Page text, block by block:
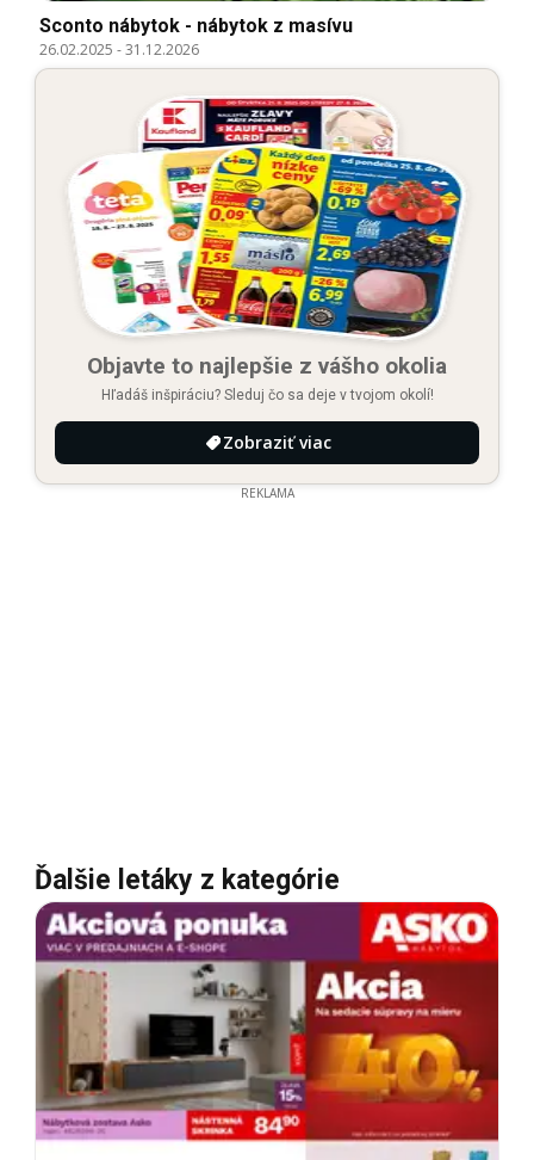
Sconto nábytok - nábytok z masívu
26.02.2025 -31.12.2026
Objavte to najlepšie z vášho okolia
Hľadáš inšpiráciu? Sleduj čo sa deje v tvojom okolí!
Zobraziť viac
REKLAMA
Ďalšie letáky z kategórie